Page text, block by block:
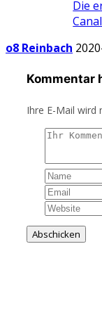
Die
o8 Reinbach
Kommentar
Ihre E-Mail wird